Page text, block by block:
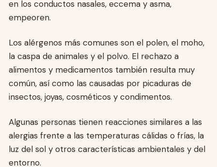
en los conductos nasales, eccema y asma,
empeoren.
Los alérgenos más comunes son el polen, el moho,
la caspa de animales y el polvo. El rechazo a
alimentos y medicamentos también resulta muy
común, así como las causadas por picaduras de
insectos, joyas, cosméticos y condimentos.
Algunas personas tienen reacciones similares a las
alergias frente a las temperaturas cálidas o frías, la
luz del sol y otros características ambientales y del
entorno.